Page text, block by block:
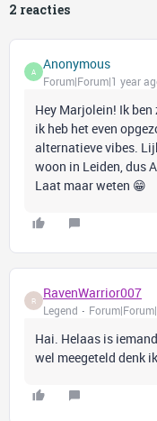
2 reacties
A Anonymous
Forum|Forum|1 year
Hey Marjolein! Ik ben
ik heb het even
alternatieve vibes.
woon in Leiden, dus
Laat maar weten 😁
R RavenWarrior007
Legend
Hai. Helaas is
wel meegeteld denk